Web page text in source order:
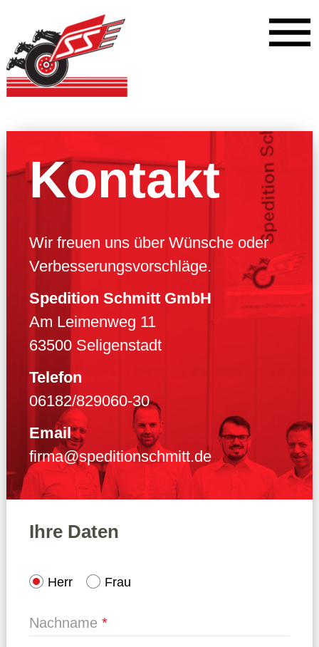
Kontakt
Wir freuen uns über Wünsche oder
Verbesserungsvorschläge.
Spedition Schmitt GmbH
Am Leimenweg 11
63500 Seligenstadt
Telefon
06182/829060-30
Email
firma@speditionschmitt.de
Ihre Daten
Herr Frau
Nachname